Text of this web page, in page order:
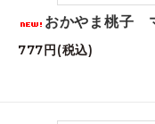
おかやま桃子
777円(税込)